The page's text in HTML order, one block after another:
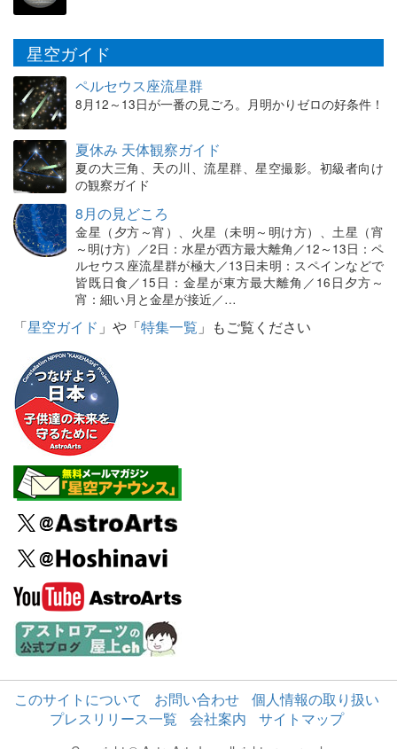
星空ガイド
ペルセウス座流星群
8月12～13日が一番の見ごろ。月明かりゼロの好条件！
夏休み 天体観察ガイド
夏の大三角、天の川、流星群、星空撮影。初級者向け
の観察ガイド
8月の見どころ
金星（夕方～宵）、火星（未明～明け方）、土星（宵
～明け方）／2日：水星が西方最大離角／12～13日：ペ
ルセウス座流星群が極大／13日未明：スペインなどで
皆既日食／15日：金星が東方最大離角／16日夕方～
宵：細い月と金星が接近／…
「星空ガイド 」や「特集一覧 」もご覧ください
このサイトについて お問い合わせ
個人情報の取り扱い
プレスリリース一覧
会社案内 サイトマップ